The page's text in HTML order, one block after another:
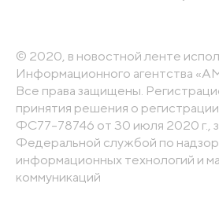
© 2020, в новостной ленте
Информационного агентства
Все права защищены.
принятия решения о
ФС77-78746 от 30 июля 2020 г.,
Федеральной службой по
информационных технологий и
коммуникаций